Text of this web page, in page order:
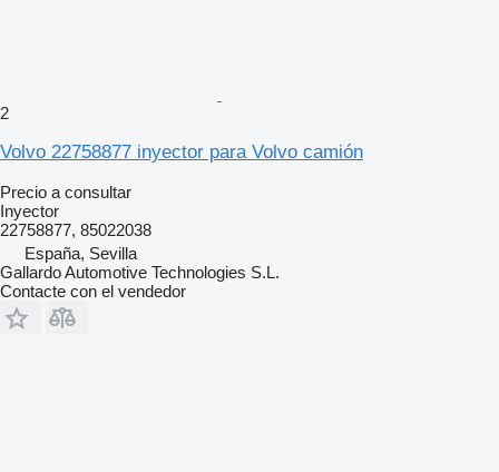
2
Volvo 22758877 inyector para Volvo camión
Precio a consultar
Inyector
22758877, 85022038
España, Sevilla
Gallardo Automotive Technologies S.L.
Contacte con el vendedor